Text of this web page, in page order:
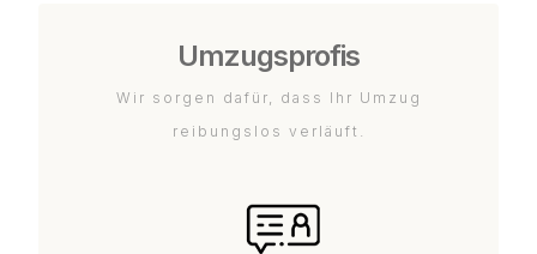
Umzugsprofis
Wir sorgen dafür, dass Ihr Umzug
reibungslos verläuft.